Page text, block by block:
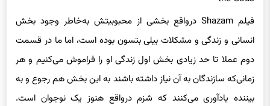
فیلم Shazam درواقع بخشی از محبوبیتش به‌خاطر وجود بخش
انسانی و زندگی و مشکلات بیلی بتسون بوده است، اما ما در قسمت
دوم عملا تا حد زیادی بخش اول زندگی او را فراموش می‌کنیم و هر
زمانی‌که سازندگان به آن نیاز داشته باشند به این بخش هم رجوع و به
بیننده یادآوری می‌کنند که شزم درواقع هنوز یک نوجوان است.